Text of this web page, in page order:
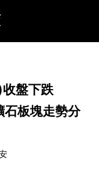
盤下跌
板塊走勢分